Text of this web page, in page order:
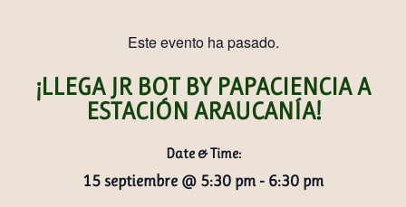
Este evento ha pasado.
¡LLEGA JR BOT BY PAPACIENCIA A
ESTACIÓN ARAUCANÍA!
Date & Time:
15 septiembre @ 5:30 pm - 6:30 pm